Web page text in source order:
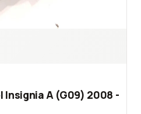
Insignia A (G09) 2008 -